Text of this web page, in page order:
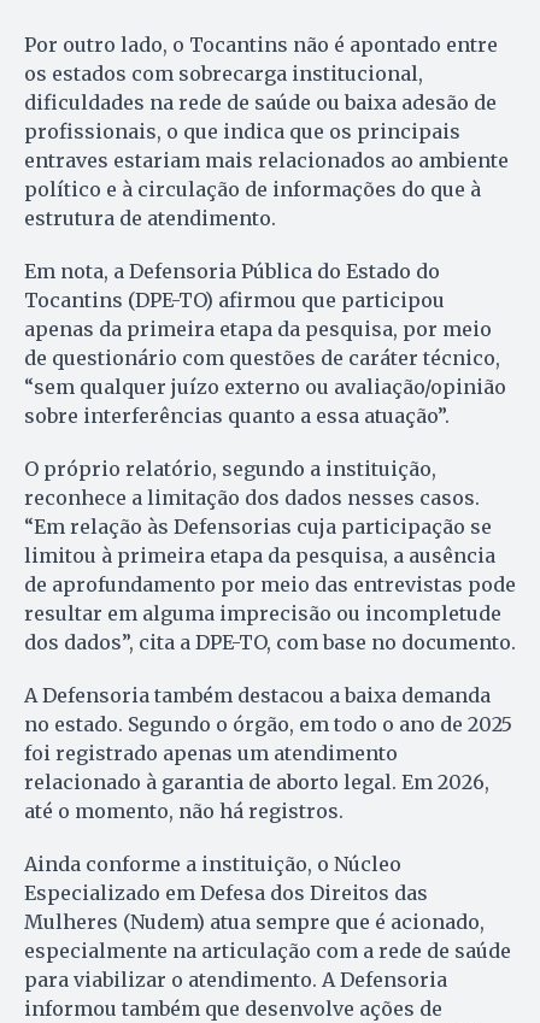
Por outro lado, o Tocantins não é apontado entre
os estados com sobrecarga institucional,
dificuldades na rede de saúde ou baixa adesão de
profissionais, o que indica que os principais
entraves estariam mais relacionados ao ambiente
político e à circulação de informações do que à
estrutura de atendimento.
Em nota, a Defensoria Pública do Estado do
Tocantins (DPE-TO) afirmou que participou
apenas da primeira etapa da pesquisa, por meio
de questionário com questões de caráter técnico,
“sem qualquer juízo externo ou avaliação/opinião
sobre interferências quanto a essa atuação”.
O próprio relatório, segundo a instituição,
reconhece a limitação dos dados nesses casos.
“Em relação às Defensorias cuja participação se
limitou à primeira etapa da pesquisa, a ausência
de aprofundamento por meio das entrevistas pode
resultar em alguma imprecisão ou incompletude
dos dados”, cita a DPE-TO, com base no documento.
A Defensoria também destacou a baixa demanda
no estado. Segundo o órgão, em todo o ano de 2025
foi registrado apenas um atendimento
relacionado à garantia de aborto legal. Em 2026,
até o momento, não há registros.
Ainda conforme a instituição, o Núcleo
Especializado em Defesa dos Direitos das
Mulheres (Nudem) atua sempre que é acionado,
especialmente na articulação com a rede de saúde
para viabilizar o atendimento. A Defensoria
informou também que desenvolve ações de